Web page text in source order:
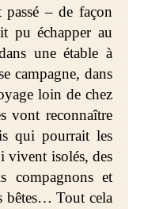
passé – de façon
pu échapper au
une étable à
campagne, dans
loin de chez
vont reconnaître
qui pourrait les
vivent isolés, des
compagnons et
bêtes… Tout cela